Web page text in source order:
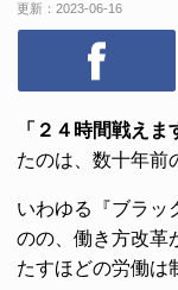
更新： 2023-06-16
「２４時間戦えま
たのは、数十年前
いわゆる『ブラッ
のの、働き方改革
たすほどの労働は